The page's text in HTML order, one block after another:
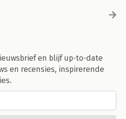
en blijf up-to-date
en recensies, inspirerende